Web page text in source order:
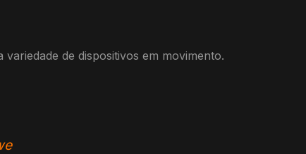
de dispositivos em movimento.